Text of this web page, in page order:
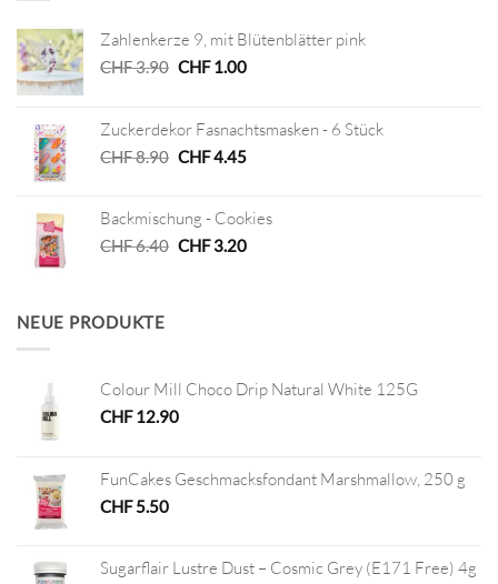
Zahlenkerze 9, mit Blütenblätter pink
CHF3.90 Ursprünglicher
CHF 3.90
CHF1.00Aktueller
CHF 1.00.
Zuckerdekor Fasnachtsmasken - 6 Stück
CHF8.90 Ursprünglicher
CHF 8.90
CHF4.45Aktueller
CHF 4.45.
Backmischung - Cookies
CHF6.40 Ursprünglicher
CHF3.20Aktueller
NEUE PRODUKTE
Colour Mill Choco Drip Natural White 125G
CHF12.90
FunCakes Geschmacksfondant Marshmallow, 250 g
CHF5.50
Sugarflair Lustre Dust – Cosmic Grey (E171 Free) 4g